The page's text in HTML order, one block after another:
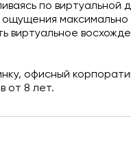
по виртуальной
виртуальное
офисный
от 8 лет.